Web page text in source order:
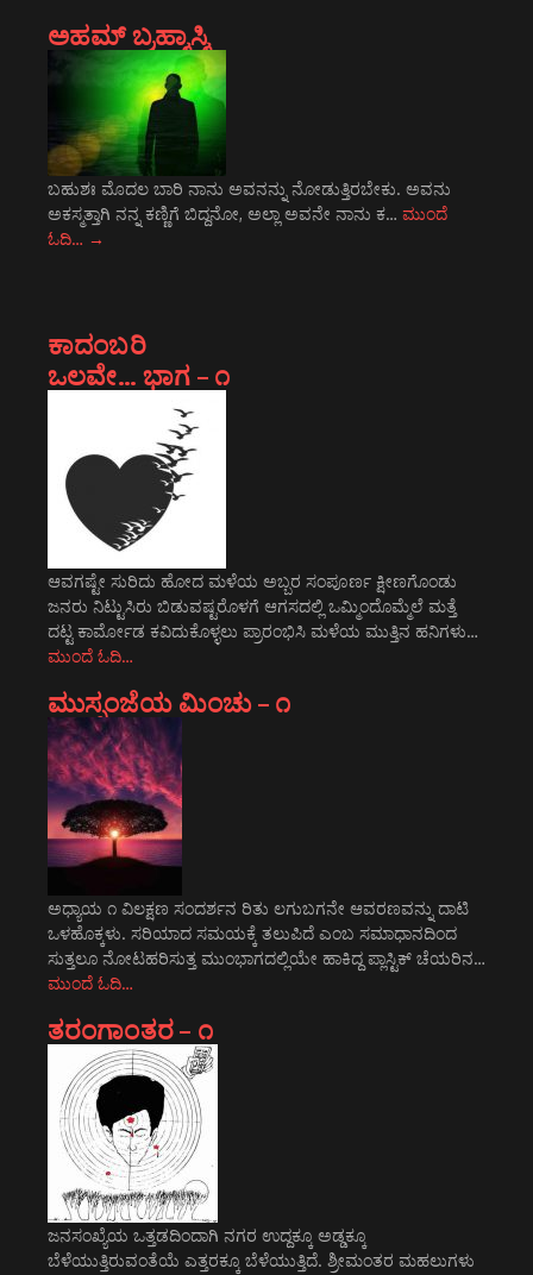
ಅಹಮ್ ಬ್ರಹ್ಮಾಸ್ಮಿ
ಬಹುಶಃ ಮೊದಲ ಬಾರಿ ನಾನು ಅವನನ್ನು ನೋಡುತ್ತಿರಬೇಕು. ಅವನು
ಅಕಸ್ಮತ್ತಾಗಿ ನನ್ನ ಕಣ್ಣಿಗೆ ಬಿದ್ದನೋ, ಅಲ್ಲಾ ಅವನೇ ನಾನು ಕ… ಮುಂದೆ
ಓದಿ… →
ಕಾದಂಬರಿ
ಒಲವೇ… ಭಾಗ – ೧
ಆವಗಷ್ಟೇ ಸುರಿದು ಹೋದ ಮಳೆಯ ಅಬ್ಬರ ಸಂಪೂರ್ಣ ಕ್ಷೀಣಗೊಂಡು
ಜನರು ನಿಟ್ಟುಸಿರು ಬಿಡುವಷ್ಟರೊಳಗೆ ಆಗಸದಲ್ಲಿ ಒಮ್ಮಿಂದೊಮ್ಮೆಲೆ ಮತ್ತೆ
ದಟ್ಟ ಕಾರ್ಮೋಡ ಕವಿದುಕೊಳ್ಳಲು ಪ್ರಾರಂಭಿಸಿ ಮಳೆಯ ಮುತ್ತಿನ ಹನಿಗಳು…
ಮುಂದೆ ಓದಿ…
ಮುಸ್ಸಂಜೆಯ ಮಿಂಚು – ೧
ಅಧ್ಯಾಯ ೧ ವಿಲಕ್ಷಣ ಸಂದರ್ಶನ ರಿತು ಲಗುಬಗನೇ ಆವರಣವನ್ನು ದಾಟಿ
ಒಳಹೊಕ್ಕಳು. ಸರಿಯಾದ ಸಮಯಕ್ಕೆ ತಲುಪಿದೆ ಎಂಬ ಸಮಾಧಾನದಿಂದ
ಸುತ್ತಲೂ ನೋಟಹರಿಸುತ್ತ ಮುಂಭಾಗದಲ್ಲಿಯೇ ಹಾಕಿದ್ದ ಪ್ಲಾಸ್ಟಿಕ್ ಚೆಯರಿನ…
ಮುಂದೆ ಓದಿ…
ತರಂಗಾಂತರ – ೧
ಜನಸಂಖ್ಯೆಯ ಒತ್ತಡದಿಂದಾಗಿ ನಗರ ಉದ್ದಕ್ಕೂ ಅಡ್ಡಕ್ಕೂ
ಬೆಳೆಯುತ್ತಿರುವಂತೆಯೆ ಎತ್ತರಕ್ಕೂ ಬೆಳೆಯುತ್ತಿದೆ. ಶ್ರೀಮಂತರ ಮಹಲುಗಳು